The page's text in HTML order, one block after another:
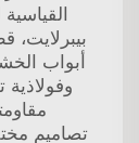
بيبرلايت،
أبواب